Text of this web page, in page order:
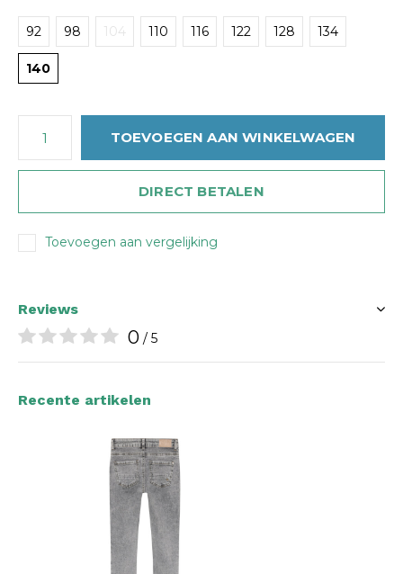
92 98 104 110 116 122 128 134
140
TOEVOEGEN AAN WINKELWAGEN
DIRECT BETALEN
Toevoegen aan vergelijking
Reviews
0 / 5
Recente artikelen